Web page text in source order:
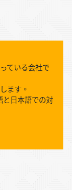
ている会社で
ます。
と日本語での対